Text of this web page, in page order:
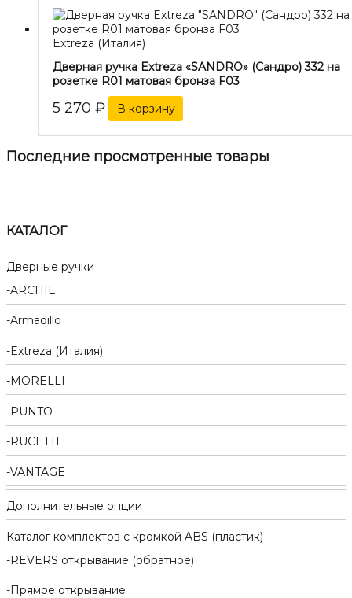
КАТАЛОГ
Дверные ручки
ARCHIE
Armadillo
Extreza (Италия)
MORELLI
PUNTO
RUCETTI
VANTAGE
Дополнительные опции
Каталог комплектов c кромкой ABS (пластик)
REVERS открывание (обратное)
Прямое открывание
Extreza (Италия)
Дверная ручка Extreza «SANDRO» (Сандро) 332 на
розетке R01 матовая бронза F03
5 270 ₽ В корзину
Последние просмотренные товары